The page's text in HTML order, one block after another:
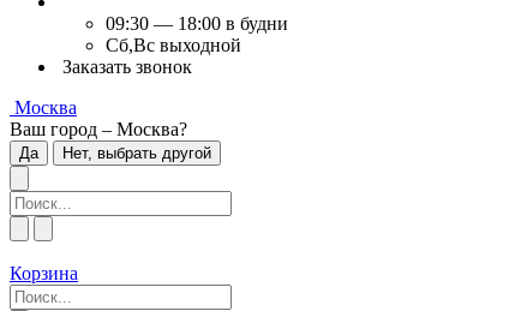
09:30 — 18:00 в будни
Сб,Вс выходной
Заказать звонок
Москва
Ваш город – Москва?
Да Нет, выбрать другой
Корзина